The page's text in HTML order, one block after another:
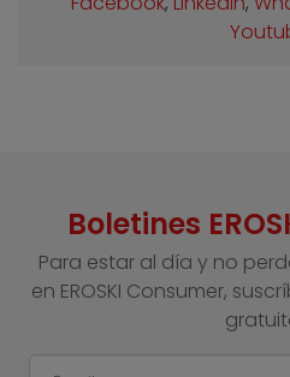
Boletines
Para estar al día y no
en EROSKI Consumer,